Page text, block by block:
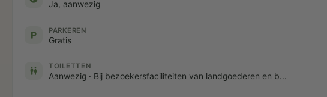
Ja, aanwezig
local_parking PARKEREN
Gratis
wc TOILETTEN
Aanwezig · Bij bezoekersfaciliteiten van landgoederen en b...